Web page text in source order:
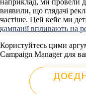
наприклад, ми провели
виявили, що глядачі
частіше. Цей кейс ми
кампанії впливають на
Користуйтесь цими
Campaign Manager для